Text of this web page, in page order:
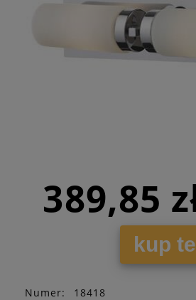
389,85
kup
Numer:
18418